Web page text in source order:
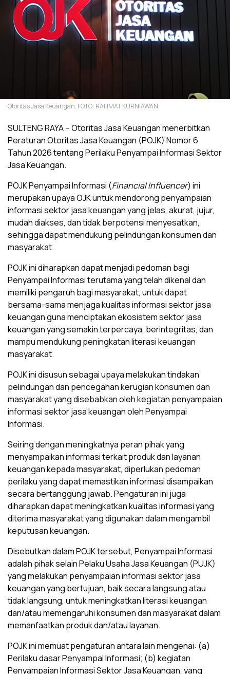
Otoritas Jasa Keuangan. FOTO: RAHMAT KURNIAWAN
SULTENG RAYA – Otoritas Jasa Keuangan menerbitkan
Peraturan Otoritas Jasa Keuangan (POJK) Nomor 6
Tahun 2026 tentang Perilaku Penyampai Informasi Sektor
Jasa Keuangan.
POJK Penyampai Informasi (Financial Influencer) ini
merupakan upaya OJK untuk mendorong penyampaian
informasi sektor jasa keuangan yang jelas, akurat, jujur,
mudah diakses, dan tidak berpotensi menyesatkan,
sehingga dapat mendukung pelindungan konsumen dan
masyarakat.
POJK ini diharapkan dapat menjadi pedoman bagi
Penyampai Informasi terutama yang telah dikenal dan
memiliki pengaruh bagi masyarakat, untuk dapat
bersama-sama menjaga kualitas informasi sektor jasa
keuangan guna menciptakan ekosistem sektor jasa
keuangan yang semakin terpercaya, berintegritas, dan
mampu mendukung peningkatan literasi keuangan
masyarakat.
POJK ini disusun sebagai upaya melakukan tindakan
pelindungan dan pencegahan kerugian konsumen dan
masyarakat yang disebabkan oleh kegiatan penyampaian
informasi sektor jasa keuangan oleh Penyampai
Informasi.
Seiring dengan meningkatnya peran pihak yang
menyampaikan informasi terkait produk dan layanan
keuangan kepada masyarakat, diperlukan pedoman
perilaku yang dapat memastikan informasi disampaikan
secara bertanggung jawab. Pengaturan ini juga
diharapkan dapat meningkatkan kualitas informasi yang
diterima masyarakat yang digunakan dalam mengambil
keputusan keuangan.
Disebutkan dalam POJK tersebut, Penyampai Informasi
adalah pihak selain Pelaku Usaha Jasa Keuangan (PUJK)
yang melakukan penyampaian informasi sektor jasa
keuangan yang bertujuan, baik secara langsung atau
tidak langsung, untuk meningkatkan literasi keuangan
dan/atau memengaruhi konsumen dan masyarakat dalam
memanfaatkan produk dan/atau layanan.
POJK ini memuat pengaturan antara lain mengenai: (a)
Perilaku dasar Penyampai Informasi; (b) kegiatan
Penyampaian Informasi Sektor Jasa Keuangan, yang